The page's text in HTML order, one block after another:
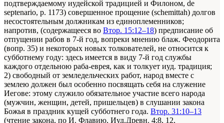
подтверждаемому иудейской традицией и Филоном, de
septenario, р. 1173) совершенное прощение (schemittah) долгов
несостоятельным должникам из единоплеменников;
напротив, (содержащееся во Втор. 15:12–18) предписание об
отпущении рабов в 7-й год, вопреки мнению блаж. Феодорита
(вопр. 35) и некоторых новых толкователей, не относится к
субботнему году: здесь имеется в виду 7-й год службы
каждого отдельною раба-еврея, как и толкует иуд. традиция;
2) свободный от земледельческих работ, народ вместе с
землею должен был особенно посвящать себя на служение
Иегове: этому служило обязательное участие всего народа
(мужчин, женщин, детей, пришельцев) в слушании закона
Божья в праздник кущей субботнего года. Втор. 31:10–13
(чтение закона, по И. Флавию, Иуд.Древн. 4:8, 12,